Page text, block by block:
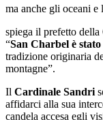
ma anche gli oceani e
spiega il prefetto
“San Charbel è
tradizione originaria
montagne”.
Il Cardinale Sandri
affidarci alla sua
candela accesa egli